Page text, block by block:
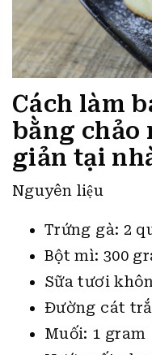
Cách làm
bằng chảo
giản tại
Nguyên liệu
Trứng gà: 2
Bột mì: 300
Sữa tươi
Đường cát
Muối: 1 gram